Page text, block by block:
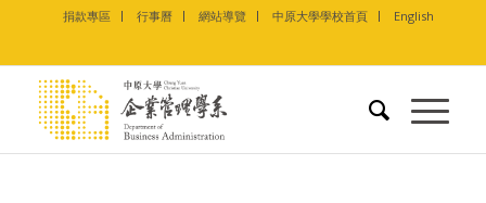
捐款專區 行事曆 網站導覽 中原大學學校首頁 English